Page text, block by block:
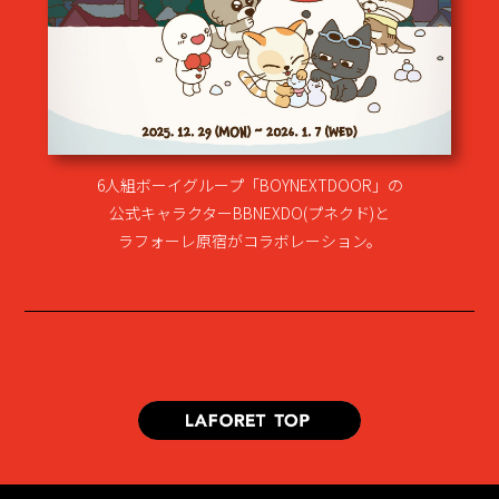
6人組ボーイグループ「BOYNEXTDOOR」の
公式キャラクターBBNEXDO(プネクド)と
ラフォーレ原宿がコラボレーション。